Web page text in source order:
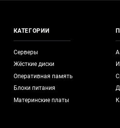
КАТЕГОРИИ
Серверы
Жёсткие диски
Оперативная память
Блоки питания
Материнские платы